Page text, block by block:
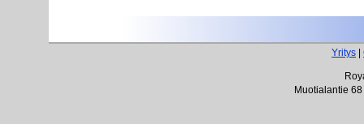
Yritys
Muotialantie